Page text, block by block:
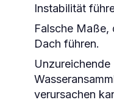
Instabilität
Falsche Maße,
Dach führen.
verursachen